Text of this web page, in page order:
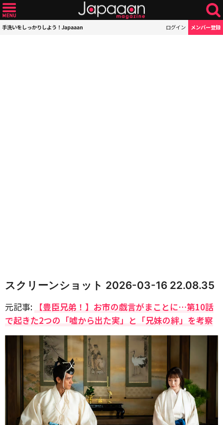
手洗いをしっかりしよう！Japaaan ログイン メンバー登録
スクリーンショット 2026-03-16 22.08.35
元記事: 【豊臣兄弟！】お市の戯言がまことに…第10話
で起きた2つの「嘘から出た実」と「兄妹の絆」を考察